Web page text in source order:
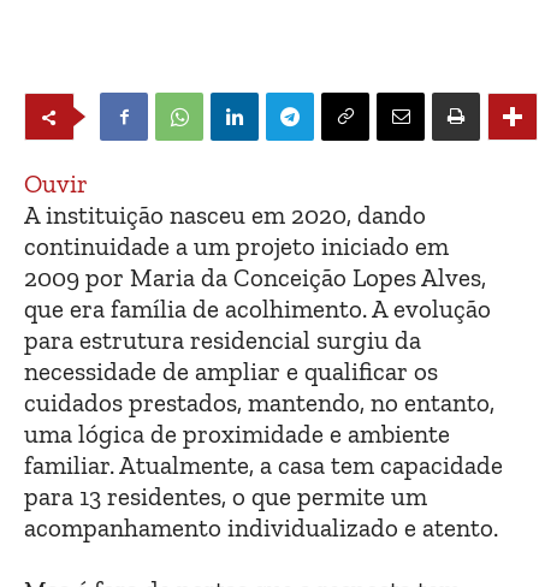
Ouvir
A instituição nasceu em 2020, dando
continuidade a um projeto iniciado em
2009 por Maria da Conceição Lopes Alves,
que era família de acolhimento. A evolução
para estrutura residencial surgiu da
necessidade de ampliar e qualificar os
cuidados prestados, mantendo, no entanto,
uma lógica de proximidade e ambiente
familiar. Atualmente, a casa tem capacidade
para 13 residentes, o que permite um
acompanhamento individualizado e atento.